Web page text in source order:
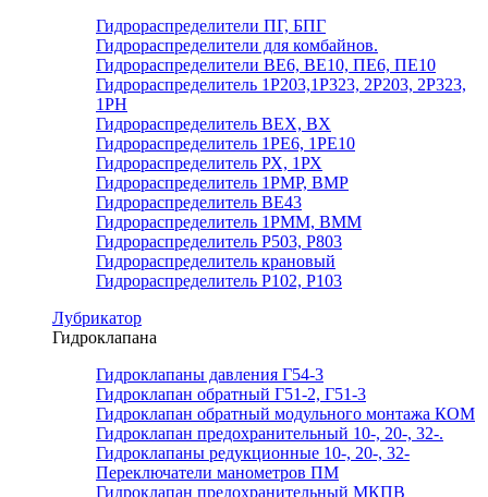
Гидрораспределители ПГ, БПГ
Гидрораспределители для комбайнов.
Гидрораспределители ВЕ6, ВЕ10, ПЕ6, ПЕ10
Гидрораспределитель 1Р203,1Р323, 2Р203, 2Р323,
1РН
Гидрораспределитель ВЕХ, ВХ
Гидрораспределитель 1РЕ6, 1РЕ10
Гидрораспределитель РХ, 1РХ
Гидрораспределитель 1РМР, ВМР
Гидрораспределитель ВЕ43
Гидрораспределитель 1РММ, ВММ
Гидрораспределитель Р503, Р803
Гидрораспределитель крановый
Гидрораспределитель Р102, Р103
Лубрикатор
Гидроклапана
Гидроклапаны давления Г54-3
Гидроклапан обратный Г51-2, Г51-3
Гидроклапан обратный модульного монтажа КОМ
Гидроклапан предохранительный 10-, 20-, 32-.
Гидроклапаны редукционные 10-, 20-, 32-
Переключатели манометров ПМ
Гидроклапан предохранительный МКПВ